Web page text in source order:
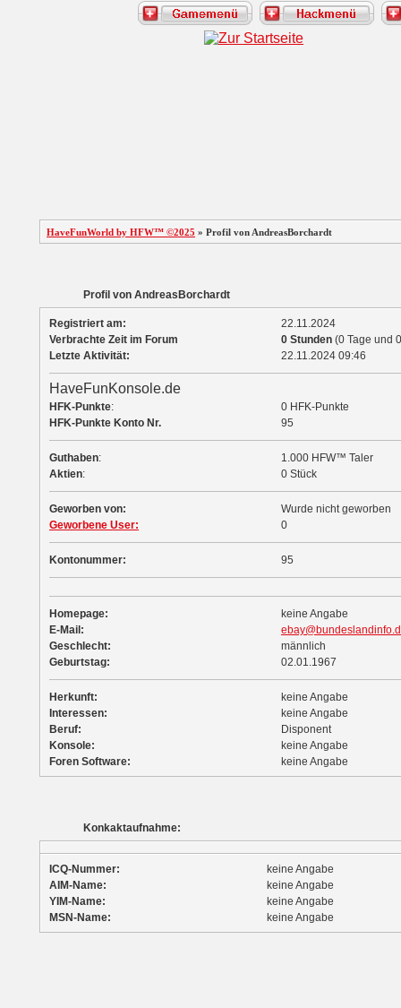
HaveFunWorld by HFW™ ©2025 » Profil von AndreasBorchardt
Profil von AndreasBorchardt
Registriert am:
22.11.2024
Verbrachte Zeit im Forum
0 Stunden (0 Tage und
Letzte Aktivität:
22.11.2024 09:46
HaveFunKonsole.de
HFK-Punkte:
0 HFK-Punkte
HFK-Punkte Konto Nr.
95
Guthaben:
1.000 HFW™ Taler
Aktien: 0 Stück
Geworben von:
Wurde nicht geworben
Geworbene User:
0
Kontonummer: 95
Homepage:
keine Angabe
E-Mail:
Geschlecht:
männlich
Geburtstag:
02.01.1967
Herkunft:
keine Angabe
Interessen:
keine Angabe
Beruf:
Disponent
Konsole:
keine Angabe
Foren Software:
keine Angabe
Konkaktaufnahme:
ICQ-Nummer:
keine Angabe
AIM-Name:
keine Angabe
YIM-Name:
keine Angabe
MSN-Name:
keine Angabe